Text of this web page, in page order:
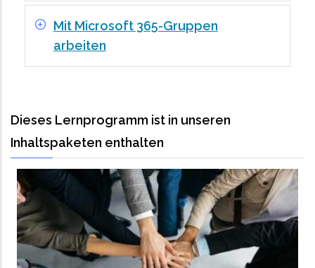
Mit Microsoft 365-Gruppen
arbeiten
Dieses Lernprogramm ist in unseren
Inhaltspaketen enthalten